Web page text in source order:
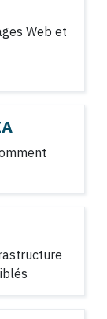
Web et